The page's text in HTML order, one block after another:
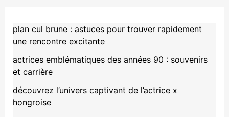
plan cul brune : astuces pour trouver rapidement
une rencontre excitante
actrices emblématiques des années 90 : souvenirs
et carrière
découvrez l’univers captivant de l’actrice x
hongroise